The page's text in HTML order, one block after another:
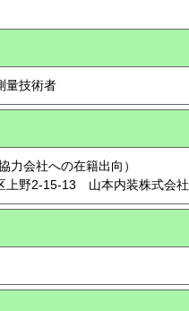
量技術者
力会社への在籍出向）
上野2-15-13 山本内装株式会社